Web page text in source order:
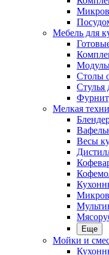
Мебель для
Столы
Стулья
Мелкая
Весы
Еще
Мойки и